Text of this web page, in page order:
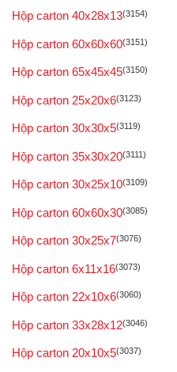
Hộp carton 40x28x13(3154)
Hộp carton 60x60x60(3151)
Hộp carton 65x45x45(3150)
Hộp carton 25x20x6(3123)
Hộp carton 30x30x5(3119)
Hộp carton 35x30x20(3111)
Hộp carton 30x25x10(3109)
Hộp carton 60x60x30(3085)
Hộp carton 30x25x7(3076)
Hộp carton 6x11x16(3073)
Hộp carton 22x10x6(3060)
Hộp carton 33x28x12(3046)
Hộp carton 20x10x5(3037)